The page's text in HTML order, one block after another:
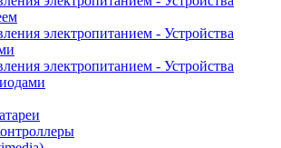
электропитанием - Устройства
электропитанием - Устройства